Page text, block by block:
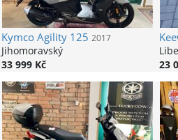
KymcoAgility 125 2017
Jihomoravský
33 999 Kč
23